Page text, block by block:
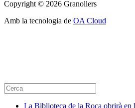
Copyright © 2026 Granollers
Amb la tecnologia de OA Cloud
La Biblioteca de la Roca obrirà en